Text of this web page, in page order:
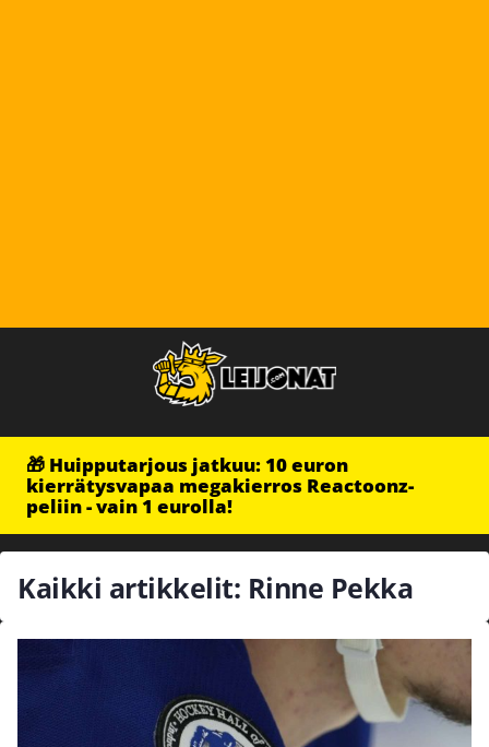
🎁 Huipputarjous jatkuu: 10 euron
kierrätysvapaa megakierros Reactoonz-
peliin - vain 1 eurolla!
Kaikki artikkelit: Rinne Pekka